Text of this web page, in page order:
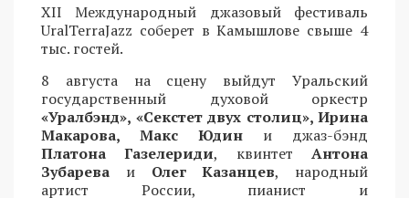
XII Международный джазовый фестиваль
UralTerraJazz соберет в Камышлове свыше 4
тыс. гостей.
8 августа на сцену выйдут Уральский
государственный духовой оркестр
«Уралбэнд», «Секстет двух столиц», Ирина
Макарова, Макс Юдин и джаз-бэнд
Платона Газелериди, квинтетАнтона
Зубарева и Олег Казанцев, народный
артист России, пианист и